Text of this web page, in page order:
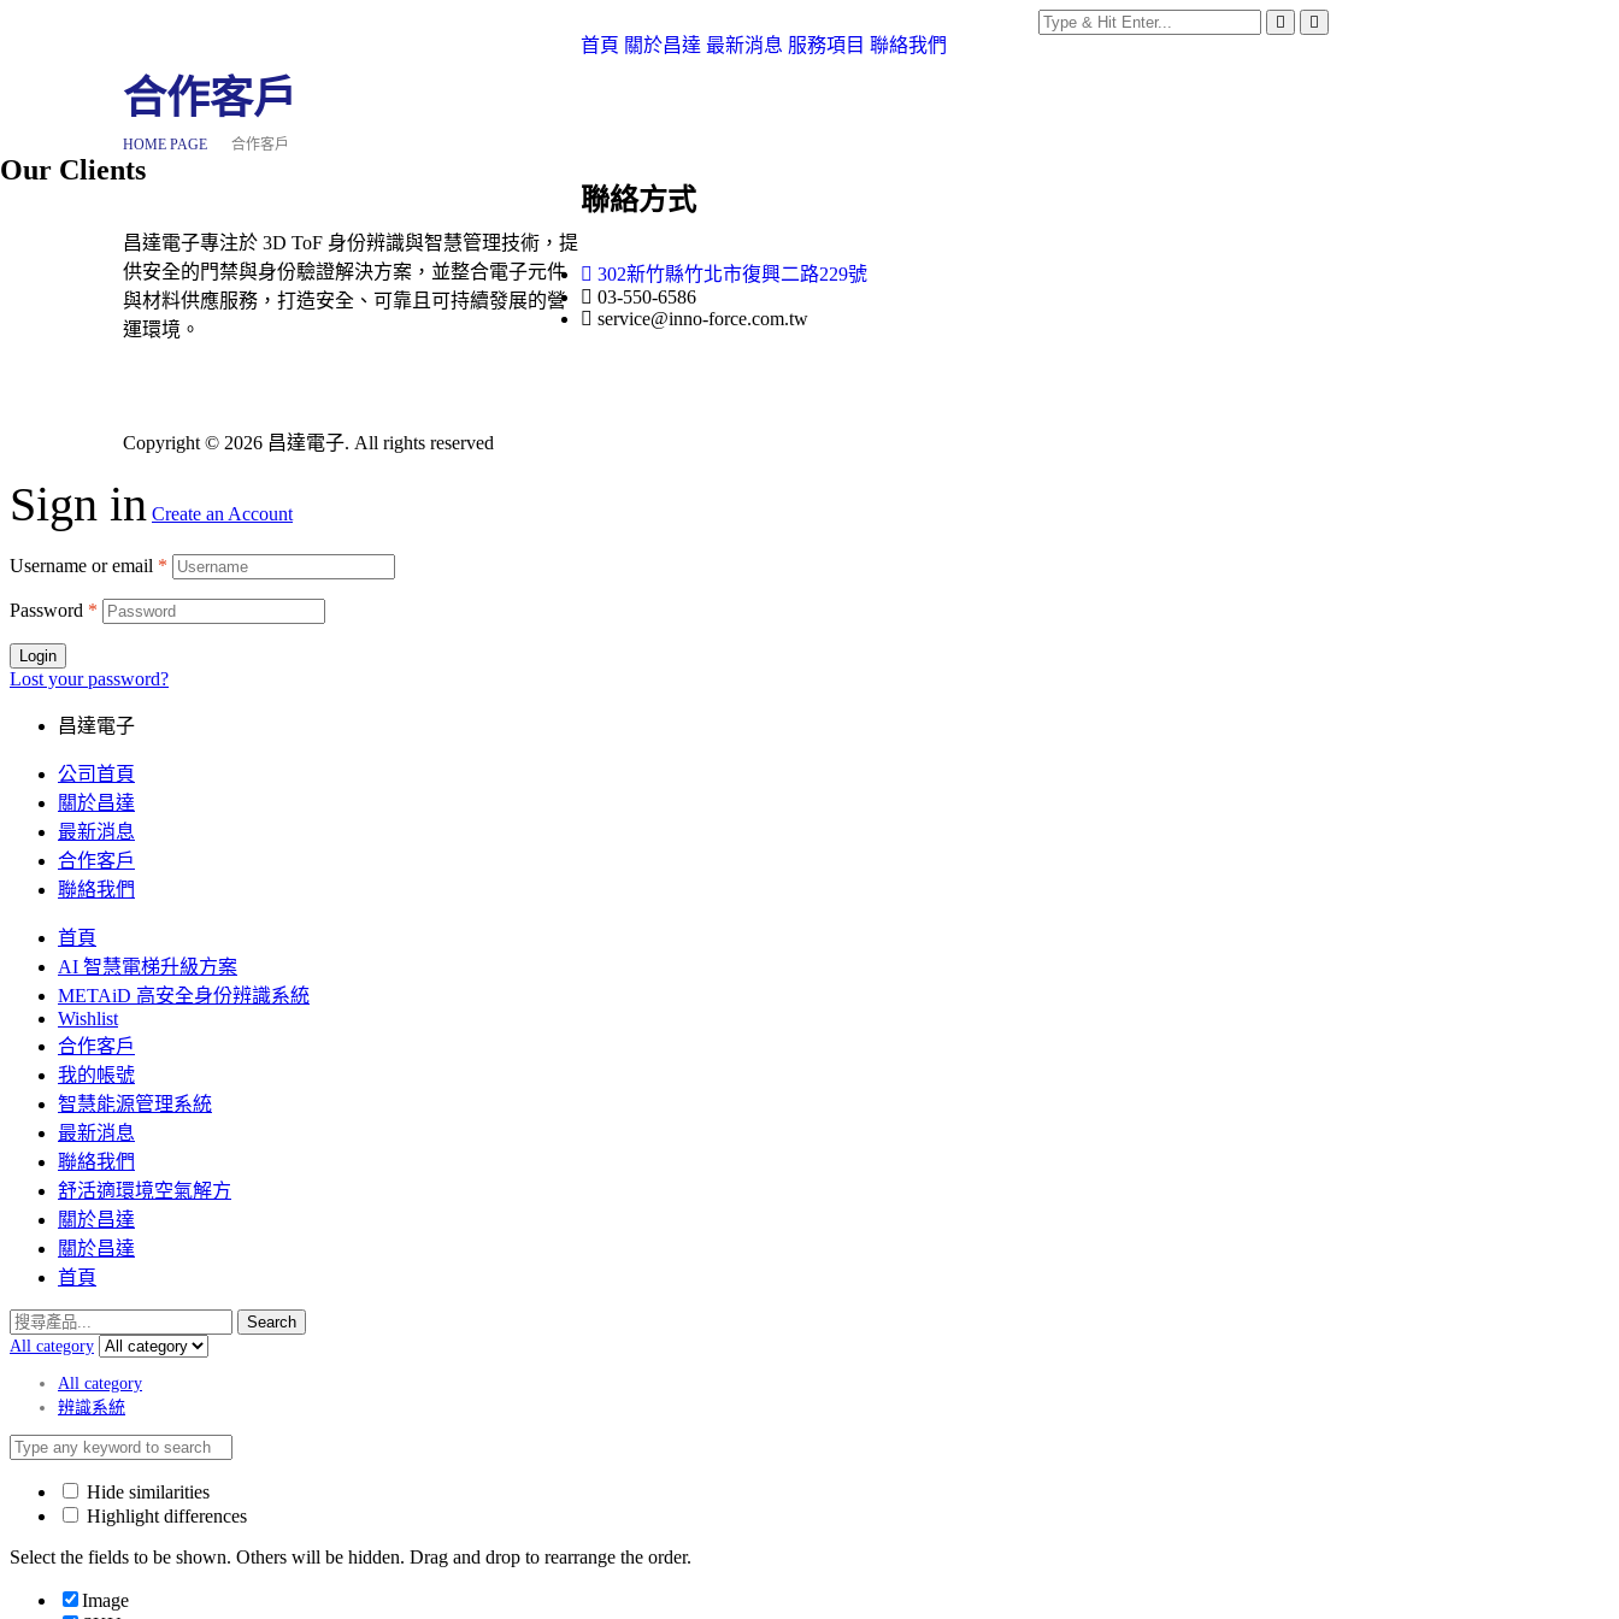
首頁 關於昌達 最新消息 服務項目 聯絡我們
合作客戶
HOME PAGE 合作客戶
Our Clients
昌達電子專注於 3D ToF 身份辨識與智慧管理技術，提
供安全的門禁與身份驗證解決方案，並整合電子元件
與材料供應服務，打造安全、可靠且可持續發展的營
運環境。
聯絡方式
302新竹縣竹北市復興二路229號
03-550-6586
service@inno-force.com.tw
Copyright © 2026 昌達電子. All rights reserved
Sign in Create an Account
Username or email *
Password *
Login
Lost your password?
昌達電子
公司首頁
關於昌達
最新消息
合作客戶
聯絡我們
首頁
AI 智慧電梯升級方案
METAiD 高安全身份辨識系統
Wishlist
合作客戶
我的帳號
智慧能源管理系統
最新消息
聯絡我們
舒活適環境空氣解方
關於昌達
關於昌達
首頁
Search
All category
All category
辨識系統
Hide similarities
Highlight differences
Select the fields to be shown. Others will be hidden. Drag and drop to rearrange the order.
Image